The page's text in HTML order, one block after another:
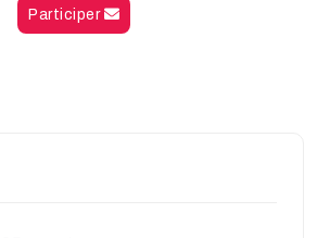
Participer